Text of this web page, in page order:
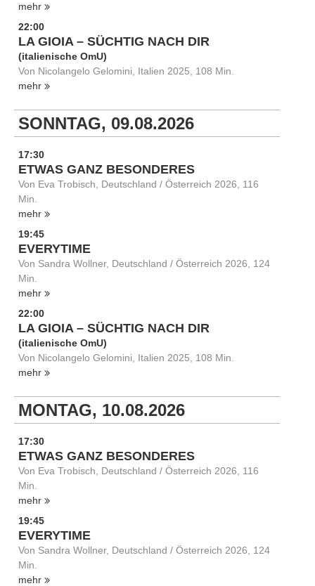
mehr
22:00
LA GIOIA – SÜCHTIG NACH DIR
(italienische OmU)
Von Nicolangelo Gelomini, Italien 2025, 108 Min.
mehr
SONNTAG, 09.08.2026
17:30
ETWAS GANZ BESONDERES
Von Eva Trobisch, Deutschland / Österreich 2026, 116
Min.
mehr
19:45
EVERYTIME
Von Sandra Wollner, Deutschland / Österreich 2026, 124
Min.
mehr
22:00
LA GIOIA – SÜCHTIG NACH DIR
(italienische OmU)
Von Nicolangelo Gelomini, Italien 2025, 108 Min.
mehr
MONTAG, 10.08.2026
17:30
ETWAS GANZ BESONDERES
Von Eva Trobisch, Deutschland / Österreich 2026, 116
Min.
mehr
19:45
EVERYTIME
Von Sandra Wollner, Deutschland / Österreich 2026, 124
Min.
mehr